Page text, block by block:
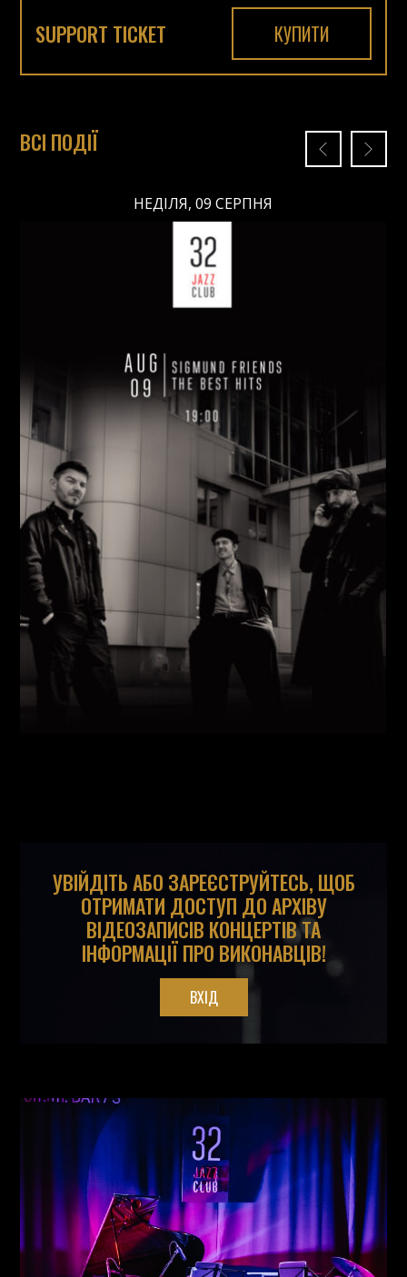
SUPPORT TICKET КУПИТИ
ВСІ ПОДІЇ
НЕДІЛЯ, 09 СЕРПНЯ
НЕДІЛЯ, 09 СЕРПНЯ
Ціна:
Виконавці: Павло Литвиненко (Рояль,) /Денис
Дудко (Бас, Олександр Люлякін (Барабани,) /
УВІЙДІТЬ АБО ЗАРЕЄСТРУЙТЕСЬ, ЩОБ
ОТРИМАТИ ДОСТУП ДО АРХІВУ
ВІДЕОЗАПИСІВ КОНЦЕРТІВ ТА
ІНФОРМАЦІЇ ПРО ВИКОНАВЦІВ!
ВХІД